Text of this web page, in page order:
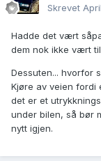
Skrevet
Hadde det vært
dem nok ikke vært
Dessuten... hvorfor
Kjøre av veien fordi
det er et
under bilen, så bør
nytt igjen.